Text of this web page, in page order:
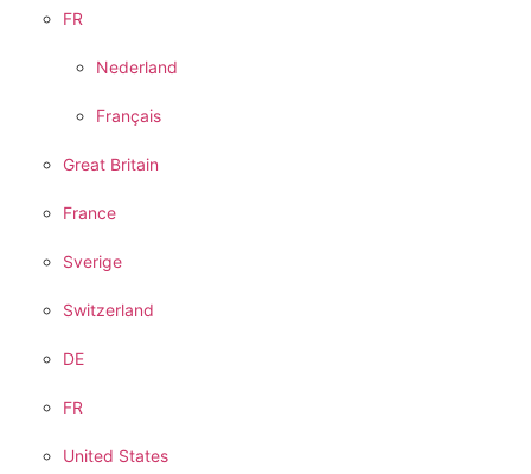
FR
Nederland
Français
Great Britain
France
Sverige
Switzerland
DE
FR
United States